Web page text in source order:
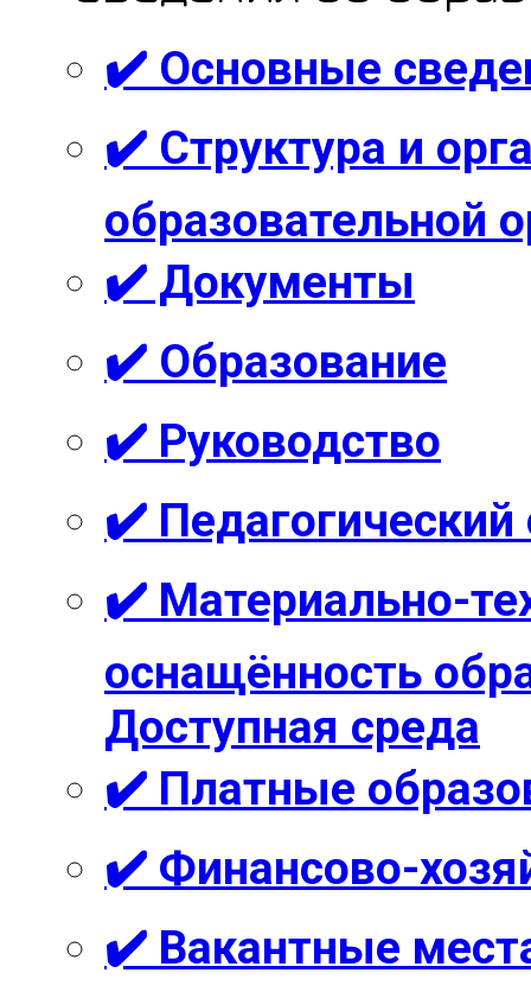
✔️ Основные
✔️ Структура и
образовательной
✔️ Документы
✔️ Образование
✔️ Руководство
✔️ Педагогический
✔️ Материально-
оснащённость
Доступная среда
✔️ Платные
✔️ Финансово-
✔️ Вакантные